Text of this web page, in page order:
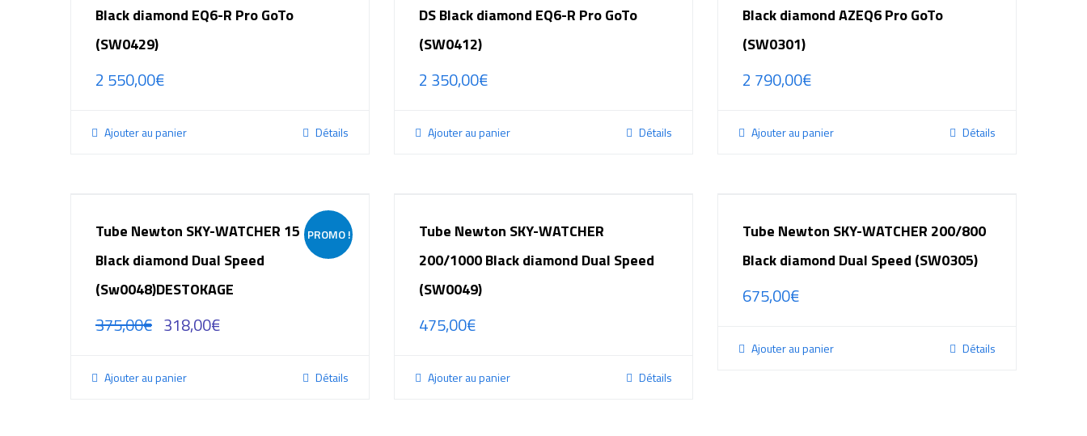
Black diamond EQ6-R Pro GoTo
(SW0429)
2 550,00€
Ajouter au panier Détails
DS Black diamond EQ6-R Pro GoTo
(SW0412)
2 350,00€
Ajouter au panier Détails
Black diamond AZEQ6 Pro GoTo
(SW0301)
2 790,00€
Ajouter au panier Détails
PROMO !
Tube Newton SKY-WATCHER 150/750
Black diamond Dual Speed
(Sw0048)DESTOKAGE
375,00€ 318,00€
Ajouter au panier Détails
Tube Newton SKY-WATCHER
200/1000 Black diamond Dual Speed
(SW0049)
475,00€
Ajouter au panier Détails
Tube Newton SKY-WATCHER 200/800
Black diamond Dual Speed (SW0305)
675,00€
Ajouter au panier Détails